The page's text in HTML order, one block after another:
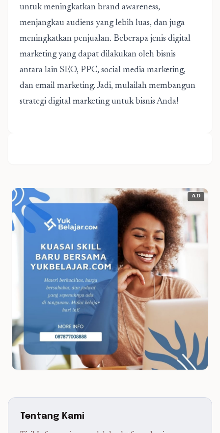
untuk meningkatkan brand awareness,
menjangkau audiens yang lebih luas, dan juga
meningkatkan penjualan. Beberapa jenis digital
marketing yang dapat dilakukan oleh bisnis
antara lain SEO, PPC, social media marketing,
dan email marketing. Jadi, mulailah membangun
strategi digital marketing untuk bisnis Anda!
AD
Tentang Kami